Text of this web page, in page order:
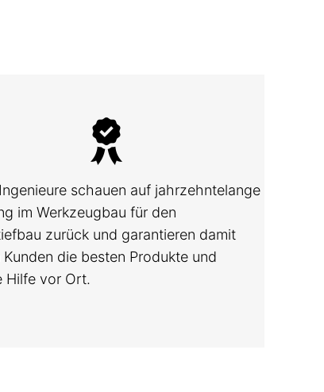
schauen auf jahrzehntelange
im Werkzeugbau für den
zurück und garantieren damit
Kunden die besten Produkte und
Hilfe vor Ort.